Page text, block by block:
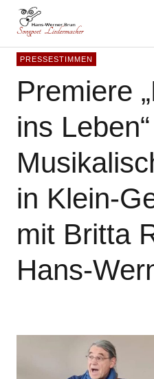
Hans-Werner
PRESSESTIMMEN
Premiere
ins Leben“
in Klein-
mit Britta
Hans-